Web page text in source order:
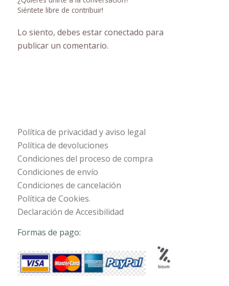
Siéntete libre de contribuir!
Lo siento, debes estarconectado para
publicar un comentario.
Política de privacidad y aviso legal
Política de devoluciones
Condiciones del proceso de compra
Condiciones de envío
Condiciones de cancelación
Política de Cookies.
Declaración de Accesibilidad
Formas de pago: